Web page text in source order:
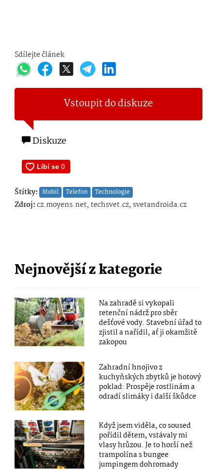
Sdílejte článek
Vstoupit do diskuze
Diskuze
Štítky: Mobil Telefon Technologie
Zdroj:cz.moyens.net, techsvet.cz, svetandroida.cz
Nejnovější z kategorie
Na zahradě si vykopali
retenční nádrž pro sběr
dešťové vody. Stavební úřad to
zjistil a nařídil, ať ji okamžitě
zakopou
Zahradní hnojivo z
kuchyňských zbytků je hotový
poklad: Prospěje rostlinám a
odradí slimáky i další škůdce
Když jsem viděla, co soused
pořídil dětem, vstávaly mi
vlasy hrůzou. Je to horší než
trampolína s bungee
jumpingem dohromady